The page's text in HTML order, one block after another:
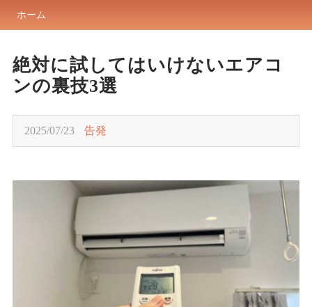
ホーム
絶対に試してはいけないエアコ
ンの裏技3選
2025/07/23 告発